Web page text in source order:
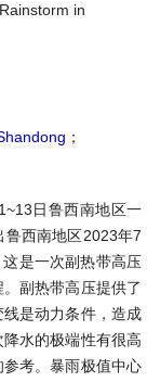
in
；
日鲁西南地区一
鲁西南地区2023年7
是一次副热带高压
副热带高压提供了
是动力条件，造成
水的极端性有很高
考。暴雨极值中心